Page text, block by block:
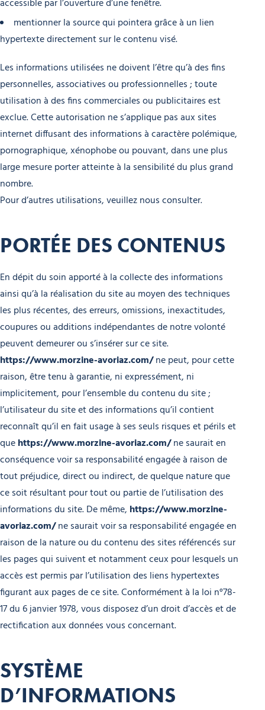
accessible par l’ouverture d’une fenêtre.
mentionner la source qui pointera grâce à un lien
hypertexte directement sur le contenu visé.
Les informations utilisées ne doivent l’être qu’à des fins
personnelles, associatives ou professionnelles ; toute
utilisation à des fins commerciales ou publicitaires est
exclue. Cette autorisation ne s’applique pas aux sites
internet diffusant des informations à caractère polémique,
pornographique, xénophobe ou pouvant, dans une plus
large mesure porter atteinte à la sensibilité du plus grand
nombre.
Pour d’autres utilisations, veuillez nous consulter.
PORTÉE DES CONTENUS
En dépit du soin apporté à la collecte des informations
ainsi qu’à la réalisation du site au moyen des techniques
les plus récentes, des erreurs, omissions, inexactitudes,
coupures ou additions indépendantes de notre volonté
peuvent demeurer ou s’insérer sur ce site.
https://www.morzine-avoriaz.com/ne peut, pour cette
raison, être tenu à garantie, ni expressément, ni
implicitement, pour l’ensemble du contenu du site ;
l’utilisateur du site et des informations qu’il contient
reconnaît qu’il en fait usage à ses seuls risques et périls et
quehttps://www.morzine-avoriaz.com/ne saurait en
conséquence voir sa responsabilité engagée à raison de
tout préjudice, direct ou indirect, de quelque nature que
ce soit résultant pour tout ou partie de l’utilisation des
informations du site. De même, https://www.morzine-
avoriaz.com/ne saurait voir sa responsabilité engagée en
raison de la nature ou du contenu des sites référencés sur
les pages qui suivent et notamment ceux pour lesquels un
accès est permis par l’utilisation des liens hypertextes
figurant aux pages de ce site. Conformément à la loi n°78-
17 du 6 janvier 1978, vous disposez d’un droit d’accès et de
rectification aux données vous concernant.
SYSTÈME
D’INFORMATIONS